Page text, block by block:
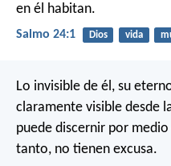
en él habitan.
Salmo 24:1 Dios vida
Lo invisible de él, su
claramente visible desde
puede discernir por
tanto, no tienen excusa.